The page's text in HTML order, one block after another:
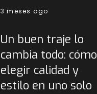
3 meses ago
Un buen traje lo
cambia todo: cómo
elegir calidad y
estilo en uno solo